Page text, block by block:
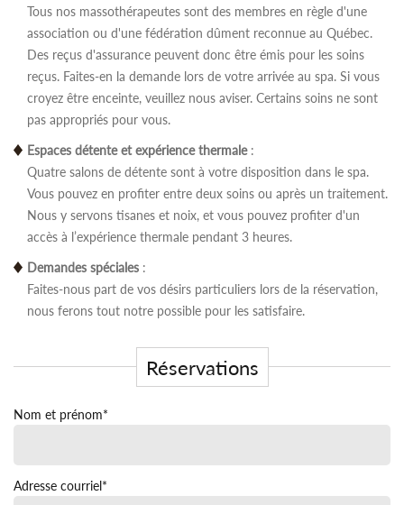
Tous nos massothérapeutes sont des membres en règle d'une
association ou d'une fédération dûment reconnue au Québec.
Des reçus d'assurance peuvent donc être émis pour les soins
reçus. Faites-en la demande lors de votre arrivée au spa. Si vous
croyez être enceinte, veuillez nous aviser. Certains soins ne sont
pas appropriés pour vous.
Espaces détente et expérience thermale:
Quatre salons de détente sont à votre disposition dans le spa.
Vous pouvez en profiter entre deux soins ou après un traitement.
Nous y servons tisanes et noix, et vous pouvez profiter d'un
accès à l’expérience thermale pendant 3 heures.
Demandes spéciales :
Faites-nous part de vos désirs particuliers lors de la réservation,
nous ferons tout notre possible pour les satisfaire.
Réservations
Nom et prénom*
Adresse courriel*